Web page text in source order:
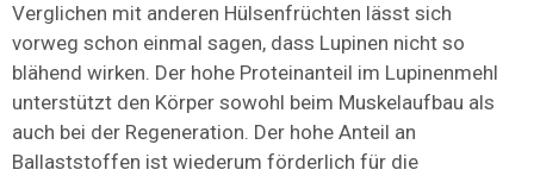
Verglichen mit anderen Hülsenfrüchten lässt sich
vorweg schon einmal sagen, dass Lupinen nicht so
blähend wirken. Der hohe Proteinanteil im Lupinenmehl
unterstützt den Körper sowohl beim Muskelaufbau als
auch bei der Regeneration. Der hohe Anteil an
Ballaststoffen ist wiederum förderlich für die